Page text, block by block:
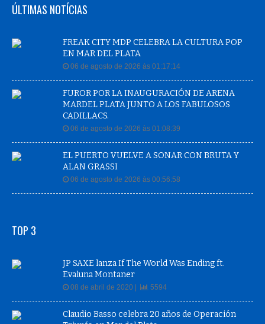
ÚLTIMAS NOTÍCIAS
FREAK CITY MDP CELEBRA LA CULTURA POP
EN MAR DEL PLATA
06 de agosto de 2026 às 01:17:14
FUROR POR LA INAUGURACIÓN DE ARENA
MARDEL PLATA JUNTO A LOS FABULOSOS
CADILLACS.
06 de agosto de 2026 às 01:08:39
EL PUERTO VUELVE A SONAR CON BRUTA Y
ALAN GRASSI
06 de agosto de 2026 às 00:56:58
TOP 3
JP SAXE lanza If The World Was Ending ft.
Evaluna Montaner
08 de abril de 2020 | 5594
Claudio Basso celebra 20 años de Operación